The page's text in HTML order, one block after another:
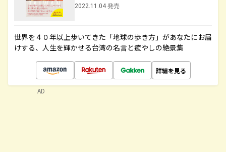
2022.11.04 発売
世界を４０年以上歩いてきた「地球の歩き方」があなたにお届
けする、人生を輝かせる台湾の名言と癒やしの絶景集
詳細を見る
AD